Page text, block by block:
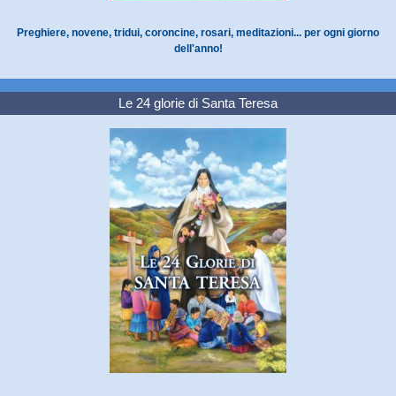
Preghiere, novene, tridui, coroncine, rosari, meditazioni... per ogni giorno
dell'anno!
Le 24 glorie di Santa Teresa